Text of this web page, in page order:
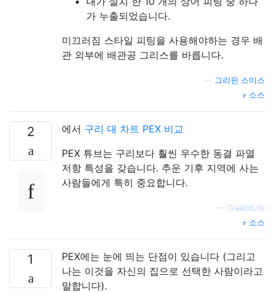
가 누출되었습니다.
미끄러짐 스타일 피팅을 사용해야하는 경우 배
관 외부에 배관공 그리스를 바릅니다.
그리핀 스미스
소스
2 에서 구리 대 차트 PEX 비교
PEX 튜브는 구리보다 훨씬 우수한 동결 파열
저항 특성을 갖습니다. 추운 기후 지역에 사는
사람들에게 특히 중요합니다.
— GraalofLife
소스
1
PEX에는 눈에 띄는 단점이 있습니다 (그리고
나는 이것을 자신의 집으로 선택한 사람이라고
말합니다).